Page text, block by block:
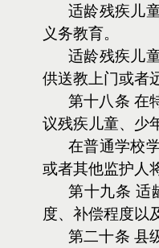
适龄残疾儿
义务教育。
适龄残疾儿
供送教上门或者
第十八条 在
议残疾儿童、少
在普通学校
或者其他监护人
第十九条 适
度、补偿程度以
第二十条 县